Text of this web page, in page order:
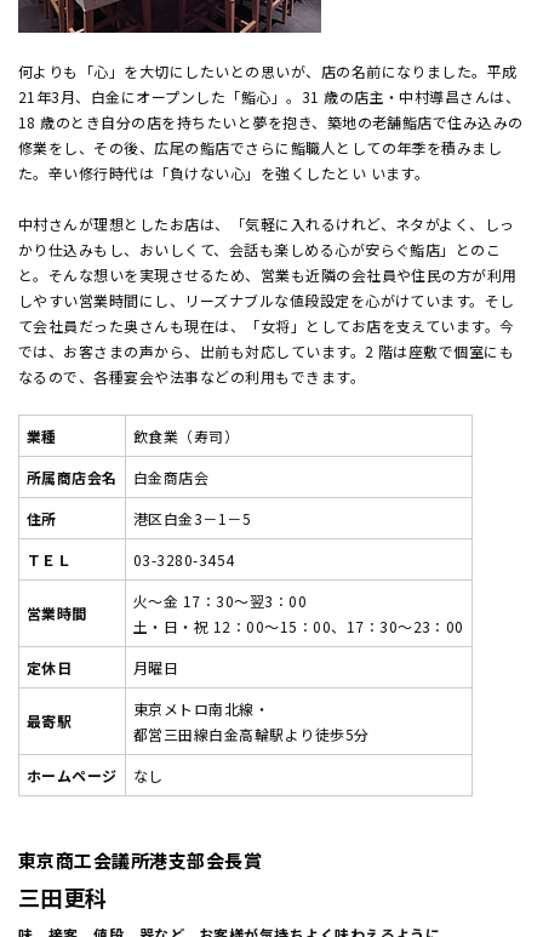
何よりも「心」を大切にしたいとの思いが、店の名前になりました。平成
21年3月、白金にオープンした「鮨心」。31 歳の店主・中村導昌さんは、
18 歳のとき自分の店を持ちたいと夢を抱き、築地の老舗鮨店で住み込みの
修業をし、その後、広尾の鮨店でさらに鮨職人としての年季を積みまし
た。辛い修行時代は「負けない心」を強くしたとい います。
中村さんが理想としたお店は、「気軽に入れるけれど、ネタがよく、しっ
かり仕込みもし、おいしくて、会話も楽しめる心が安らぐ鮨店」とのこ
と。そんな想いを実現させるため、営業も近隣の会社員や住民の方が利用
しやすい営業時間にし、リーズナブルな値段設定を心がけています。そし
て会社員だった奥さんも現在は、「女将」としてお店を支えています。今
では、お客さまの声から、出前も対応しています。2 階は座敷で個室にも
なるので、各種宴会や法事などの利用もできます。
業種
飲食業（寿司）
所属商店会名
白金商店会
住所
港区白金3－1－5
ＴＥＬ
03-3280-3454
営業時間
火～金 17：30～翌3：00
土・日・祝 12：00～15：00、17：30～23：00
定休日
月曜日
最寄駅
東京メトロ南北線・
都営三田線白金高輪駅より徒歩5分
ホームページ
なし
東京商工会議所港支部会長賞
三田更科